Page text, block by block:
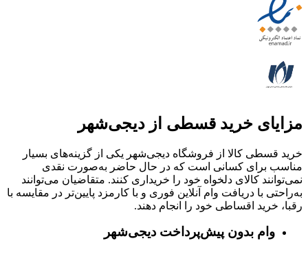
مزایای خرید قسطی از دیجی‌شهر
خرید قسطی کالا از فروشگاه دیجی‌شهر یکی از گزینه‌های بسیار
مناسب برای کسانی است که در حال حاضر به‌صورت نقدی
نمی‌توانند کالای دلخواه خود را خریداری کنند. متقاضیان می‌توانند
به‌راحتی با دریافت وام آنلاین فوری و با کارمزد پایین‌تر در مقایسه با
رقبا، خرید اقساطی خود را انجام دهند.
وام بدون پیش‌پرداخت‌ دیجی‌شهر